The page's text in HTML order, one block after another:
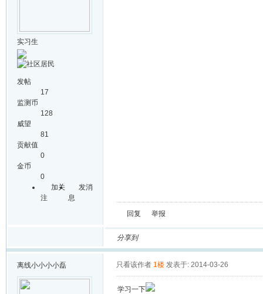
实习生
发帖
17
监测币
128
威望
81
贡献值
0
金币
0
加关
注
发消
息
回复 举报
分享到
离线小小小小磊 只看该作者 1楼 发表于: 2014-03-26
学习一下